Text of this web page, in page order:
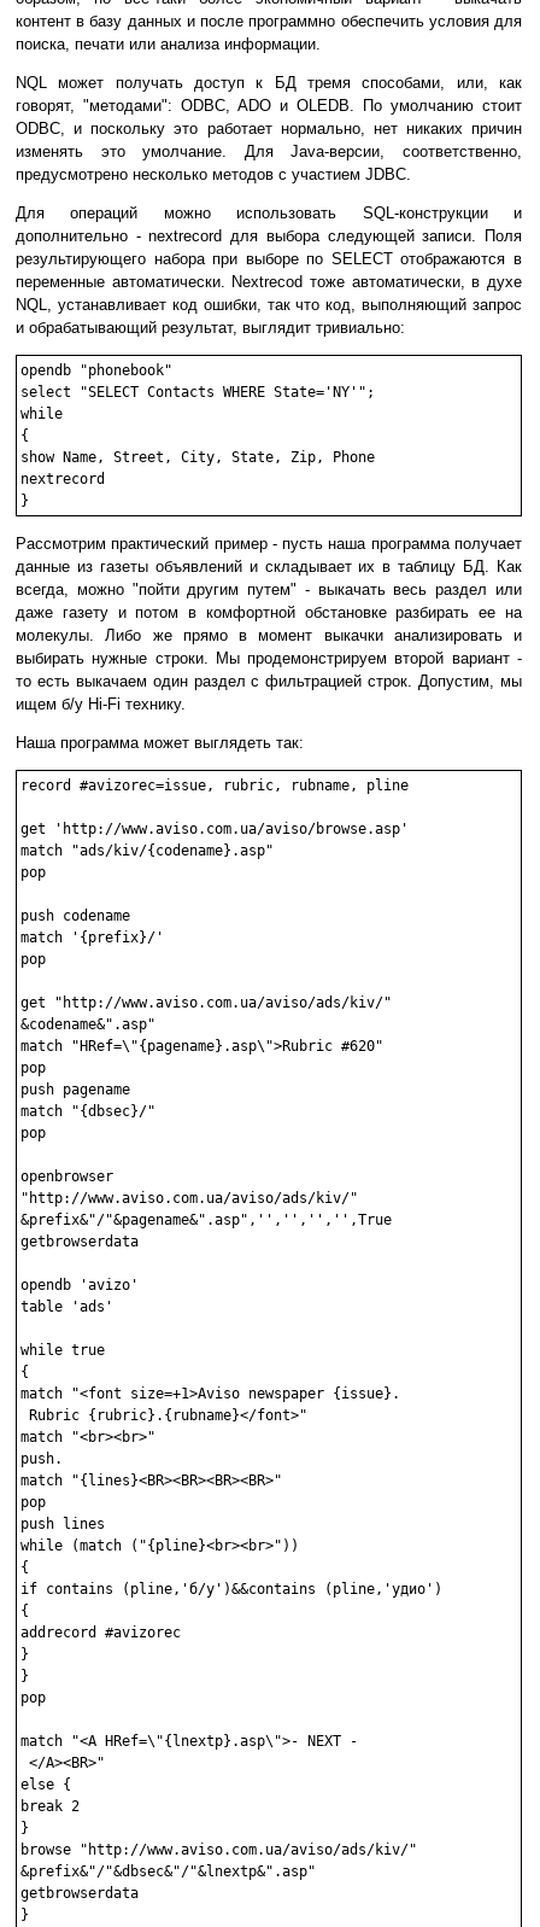
контент в базу данных и после программно обеспечить условия для
поиска, печати или анализа информации.
NQL может получать доступ к БД тремя способами, или, как
говорят, "методами": ODBC, ADO и OLEDB. По умолчанию стоит
ODBC, и поскольку это работает нормально, нет никаких причин
изменять это умолчание. Для Java-версии, соответственно,
предусмотрено несколько методов с участием JDBC.
Для операций можно использовать SQL-конструкции и
дополнительно - nextrecord для выбора следующей записи. Поля
результирующего набора при выборе по SELECT отображаются в
переменные автоматически. Nextrecod тоже автоматически, в духе
NQL, устанавливает код ошибки, так что код, выполняющий запрос
и обрабатывающий результат, выглядит тривиально:
opendb "phonebook"
select "SELECT Contacts WHERE State='NY'";
while
{
show Name, Street, City, State, Zip, Phone
nextrecord
Рассмотрим практический пример - пусть наша программа получает
данные из газеты объявлений и складывает их в таблицу БД. Как
всегда, можно "пойти другим путем" - выкачать весь раздел или
даже газету и потом в комфортной обстановке разбирать ее на
молекулы. Либо же прямо в момент выкачки анализировать и
выбирать нужные строки. Мы продемонстрируем второй вариант -
то есть выкачаем один раздел с фильтрацией строк. Допустим, мы
ищем б/у Hi-Fi технику.
Наша программа может выглядеть так:
record #avizorec=issue, rubric, rubname, pline
get 'http://www.aviso.com.ua/aviso/browse.asp'
match "ads/kiv/{codename}.asp"
pop
push codename
match '{prefix}/'
pop
get "http://www.aviso.com.ua/aviso/ads/kiv/"
&codename&".asp"
match "HRef=\"{pagename}.asp\">Rubric #620"
pop
push pagename
match "{dbsec}/"
pop
openbrowser
"http://www.aviso.com.ua/aviso/ads/kiv/"
&prefix&"/"&pagename&".asp",'','','','',True
getbrowserdata
opendb 'avizo'
table 'ads'
while true
{
match "<font size=+1>Aviso newspaper {issue}.
Rubric {rubric}.{rubname}</font>"
match "<br><br>"
push.
match "{lines}<BR><BR><BR><BR>"
pop
push lines
while (match ("{pline}<br><br>"))
{
if contains (pline,'б/у')&&contains (pline,'удио')
{
addrecord #avizorec
}
}
pop
match "<A HRef=\"{lnextp}.asp\">- NEXT -
</A><BR>"
else {
break 2
}
browse "http://www.aviso.com.ua/aviso/ads/kiv/"
&prefix&"/"&dbsec&"/"&lnextp&".asp"
getbrowserdata
}